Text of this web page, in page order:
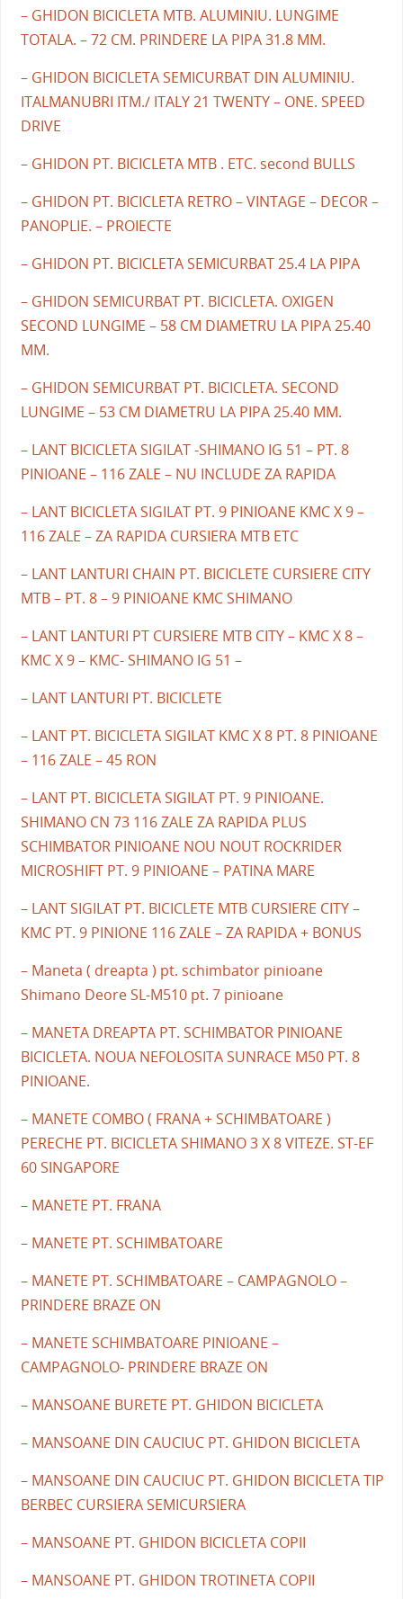
– GHIDON BICICLETA MTB. ALUMINIU. LUNGIME
TOTALA. – 72 CM. PRINDERE LA PIPA 31.8 MM.
– GHIDON BICICLETA SEMICURBAT DIN ALUMINIU.
ITALMANUBRI ITM./ ITALY 21 TWENTY – ONE. SPEED
DRIVE
– GHIDON PT. BICICLETA MTB . ETC. second BULLS
– GHIDON PT. BICICLETA RETRO – VINTAGE – DECOR –
PANOPLIE. – PROIECTE
– GHIDON PT. BICICLETA SEMICURBAT 25.4 LA PIPA
– GHIDON SEMICURBAT PT. BICICLETA. OXIGEN
SECOND LUNGIME – 58 CM DIAMETRU LA PIPA 25.40
MM.
– GHIDON SEMICURBAT PT. BICICLETA. SECOND
LUNGIME – 53 CM DIAMETRU LA PIPA 25.40 MM.
– LANT BICICLETA SIGILAT -SHIMANO IG 51 – PT. 8
PINIOANE – 116 ZALE – NU INCLUDE ZA RAPIDA
– LANT BICICLETA SIGILAT PT. 9 PINIOANE KMC X 9 –
116 ZALE – ZA RAPIDA CURSIERA MTB ETC
– LANT LANTURI CHAIN PT. BICICLETE CURSIERE CITY
MTB – PT. 8 – 9 PINIOANE KMC SHIMANO
– LANT LANTURI PT CURSIERE MTB CITY – KMC X 8 –
KMC X 9 – KMC- SHIMANO IG 51 –
– LANT LANTURI PT. BICICLETE
– LANT PT. BICICLETA SIGILAT KMC X 8 PT. 8 PINIOANE
– 116 ZALE – 45 RON
– LANT PT. BICICLETA SIGILAT PT. 9 PINIOANE.
SHIMANO CN 73 116 ZALE ZA RAPIDA PLUS
SCHIMBATOR PINIOANE NOU NOUT ROCKRIDER
MICROSHIFT PT. 9 PINIOANE – PATINA MARE
– LANT SIGILAT PT. BICICLETE MTB CURSIERE CITY –
KMC PT. 9 PINIONE 116 ZALE – ZA RAPIDA + BONUS
– Maneta ( dreapta ) pt. schimbator pinioane
Shimano Deore SL-M510 pt. 7 pinioane
– MANETA DREAPTA PT. SCHIMBATOR PINIOANE
BICICLETA. NOUA NEFOLOSITA SUNRACE M50 PT. 8
PINIOANE.
– MANETE COMBO ( FRANA + SCHIMBATOARE )
PERECHE PT. BICICLETA SHIMANO 3 X 8 VITEZE. ST-EF
60 SINGAPORE
– MANETE PT. FRANA
– MANETE PT. SCHIMBATOARE
– MANETE PT. SCHIMBATOARE – CAMPAGNOLO –
PRINDERE BRAZE ON
– MANETE SCHIMBATOARE PINIOANE –
CAMPAGNOLO- PRINDERE BRAZE ON
– MANSOANE BURETE PT. GHIDON BICICLETA
– MANSOANE DIN CAUCIUC PT. GHIDON BICICLETA
– MANSOANE DIN CAUCIUC PT. GHIDON BICICLETA TIP
BERBEC CURSIERA SEMICURSIERA
– MANSOANE PT. GHIDON BICICLETA COPII
– MANSOANE PT. GHIDON TROTINETA COPII